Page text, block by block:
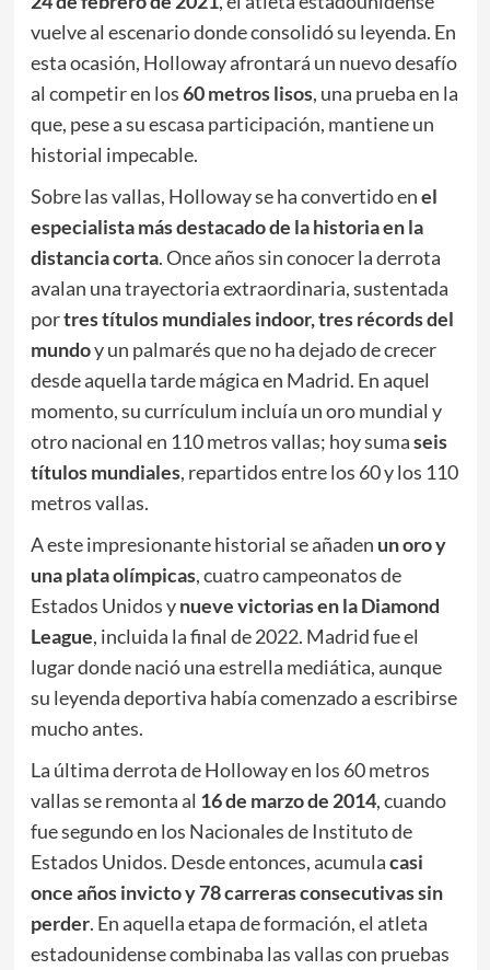
vuelve al escenario donde consolidó su leyenda. En
esta ocasión, Holloway afrontará un nuevo desafío
al competir en los60 metros lisos, una prueba en la
que, pese a su escasa participación, mantiene un
historial impecable.
Sobre las vallas, Holloway se ha convertido enel
especialista más destacado de la historia en la
distancia corta. Once años sin conocer la derrota
avalan una trayectoria extraordinaria, sustentada
portres títulos mundiales indoor, tres récords del
mundoy un palmarés que no ha dejado de crecer
desde aquella tarde mágica en Madrid. En aquel
momento, su currículum incluía un oro mundial y
otro nacional en 110 metros vallas; hoy sumaseis
títulos mundiales, repartidos entre los 60 y los 110
metros vallas.
A este impresionante historial se añaden un oro y
una plata olímpicas, cuatro campeonatos de
Estados Unidos ynueve victorias en la Diamond
League, incluida la final de 2022. Madrid fue el
lugar donde nació una estrella mediática, aunque
su leyenda deportiva había comenzado a escribirse
mucho antes.
La última derrota de Holloway en los 60 metros
vallas se remonta al 16 de marzo de 2014, cuando
fue segundo en los Nacionales de Instituto de
Estados Unidos. Desde entonces, acumulacasi
once años invicto y 78 carreras consecutivas sin
perder. En aquella etapa de formación, el atleta
estadounidense combinaba las vallas con pruebas